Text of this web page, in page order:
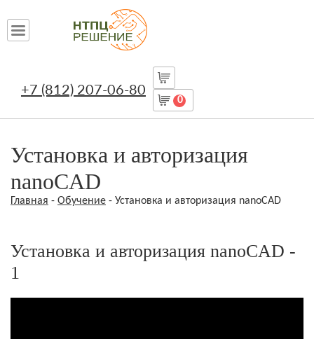
+7 (812) 207-06-80
0
Установка и авторизация
nanoCAD
Главная - Обучение - Установка и авторизация nanoCAD
Установка и авторизация nanoCAD -
1